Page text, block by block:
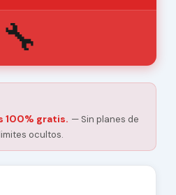
🔧
100% gratis. — Sin planes de
ocultos.